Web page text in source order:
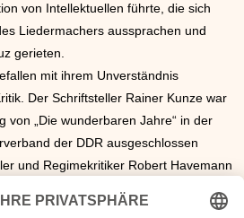
von Intellektuellen führte, die sich
Liedermachers aussprachen und
gerieten.
mit ihrem Unverständnis
Der Schriftsteller Rainer Kunze war
von „Die wunderbaren Jahre“ in der
der DDR ausgeschlossen
und Regimekritiker Robert Havemann
Lothar Loewe wegen des Satzes